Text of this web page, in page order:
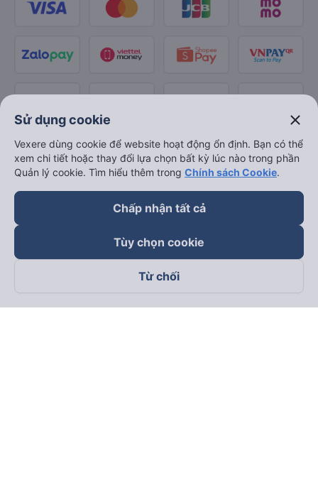
Theo dõi chúng tôi trên
Sử dụng cookie close
Vexere dùng cookie để website hoạt động ổn định. Bạn có thể
xem chi tiết hoặc thay đổi lựa chọn bất kỳ lúc nào trong phần
Quản lý cookie. Tìm hiểu thêm trong Chính sách Cookie.
Chấp nhận tất cả
Tùy chọn cookie
Từ chối